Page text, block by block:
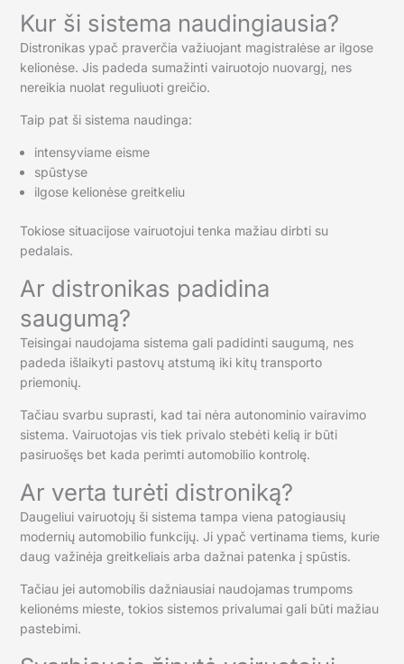
Kur ši sistema naudingiausia?
Distronikas ypač praverčia važiuojant magistralėse ar ilgose
kelionėse. Jis padeda sumažinti vairuotojo nuovargį, nes
nereikia nuolat reguliuoti greičio.
Taip pat ši sistema naudinga:
intensyviame eisme
spūstyse
ilgose kelionėse greitkeliu
Tokiose situacijose vairuotojui tenka mažiau dirbti su
pedalais.
Ar distronikas padidina
saugumą?
Teisingai naudojama sistema gali padidinti saugumą, nes
padeda išlaikyti pastovų atstumą iki kitų transporto
priemonių.
Tačiau svarbu suprasti, kad tai nėra autonominio vairavimo
sistema. Vairuotojas vis tiek privalo stebėti kelią ir būti
pasiruošęs bet kada perimti automobilio kontrolę.
Ar verta turėti distroniką?
Daugeliui vairuotojų ši sistema tampa viena patogiausių
modernių automobilio funkcijų. Ji ypač vertinama tiems, kurie
daug važinėja greitkeliais arba dažnai patenka į spūstis.
Tačiau jei automobilis dažniausiai naudojamas trumpoms
kelionėms mieste, tokios sistemos privalumai gali būti mažiau
pastebimi.